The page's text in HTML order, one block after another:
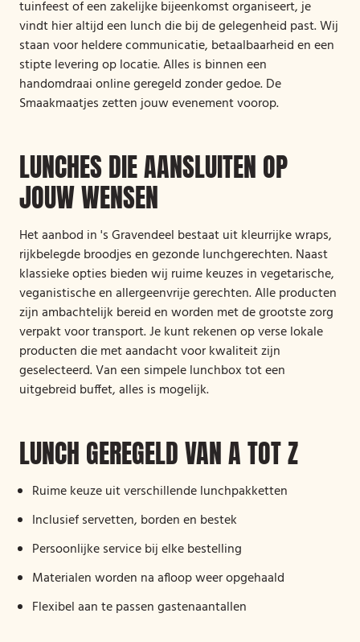
tuinfeest of een zakelijke bijeenkomst organiseert, je
vindt hier altijd een lunch die bij de gelegenheid past. Wij
staan voor heldere communicatie, betaalbaarheid en een
stipte levering op locatie. Alles is binnen een
handomdraai online geregeld zonder gedoe. De
Smaakmaatjes zetten jouw evenement voorop.
LUNCHES DIE AANSLUITEN OP
JOUW WENSEN
Het aanbod in 's Gravendeel bestaat uit kleurrijke wraps,
rijkbelegde broodjes en gezonde lunchgerechten. Naast
klassieke opties bieden wij ruime keuzes in vegetarische,
veganistische en allergeenvrije gerechten. Alle producten
zijn ambachtelijk bereid en worden met de grootste zorg
verpakt voor transport. Je kunt rekenen op verse lokale
producten die met aandacht voor kwaliteit zijn
geselecteerd. Van een simpele lunchbox tot een
uitgebreid buffet, alles is mogelijk.
LUNCH GEREGELD VAN A TOT Z
Ruime keuze uit verschillende lunchpakketten
Inclusief servetten, borden en bestek
Persoonlijke service bij elke bestelling
Materialen worden na afloop weer opgehaald
Flexibel aan te passen gastenaantallen